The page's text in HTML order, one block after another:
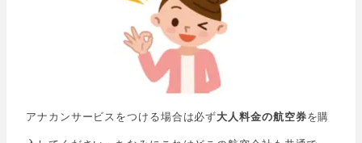
アナカンサービスをつける場合は必ず大人料金の航空券を購